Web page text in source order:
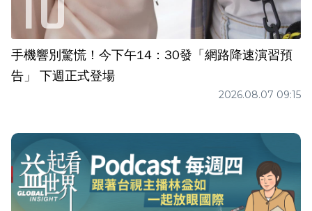
手機響別驚慌！今下午14：30發「網路降速演習預
告」 下週正式登場
2026.08.07 09:15